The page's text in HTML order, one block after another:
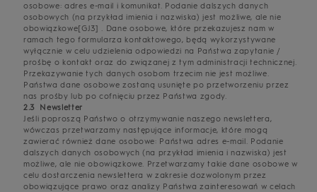
osobowe: adres e-mail i komunikat. Podanie dalszych danych
osobowych (na przykład imienia i nazwiska) jest możliwe, ale nie
obowiązkowe[GJ3] . Dane osobowe, które przekazujesz nam w
ramach tego formularza kontaktowego, będą wykorzystywane
wyłącznie w celu udzielenia odpowiedzi na Państwa zapytanie /
prośbę o kontakt oraz do związanej z tym administracji technicznej.
Przekazywanie tych danych osobom trzecim nie jest możliwe.
Państwa dane osobowe zostaną usunięte po przetworzeniu przez
nas prośby lub po cofnięciu przez Państwa zgody.
2.3 Newsletter
Jeśli poproszą Państwo o otrzymywanie naszego newslettera,
wówczas przetwarzamy następujące informacje, które mogą
zawierać również dane osobowe: Państwa adres e-mail. Podanie
dalszych danych osobowych (na przykład imienia i nazwiska) jest
możliwe, ale nie obowiązkowe. Przetwarzamy takie dane osobowe w
celu dostarczenia newslettera w zakresie dozwolonym przez
obowiązujące prawo oraz analizy Państwa zainteresowań w celach